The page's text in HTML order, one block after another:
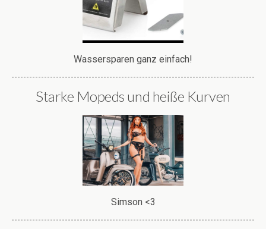
Wassersparen ganz einfach!
Starke Mopeds und heiße Kurven
Simson <3